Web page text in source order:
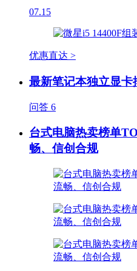
07.15
优惠直达 >
最新笔记本独立显卡
问答 6
台式电脑热卖榜单
畅、信创合规